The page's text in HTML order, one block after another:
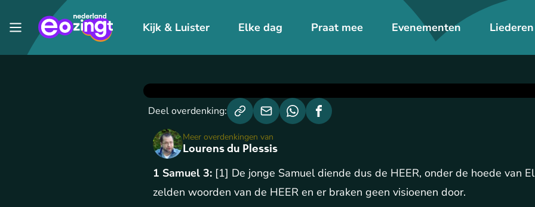
Kijk & Luister Elke dag Praat mee Evenementen Liederen
Deel overdenking:
Lourens du Plessis
Meer overdenkingen van
1 Samuel 3: [1] De jonge Samuel diende dus de HEER, onder de hoede van
zelden woorden van de HEER en er braken geen visioenen door.